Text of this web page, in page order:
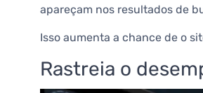
apareçam nos resultados de
Isso aumenta a chance de o
Rastreia o